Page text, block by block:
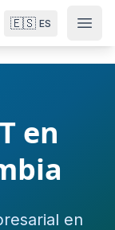
🇪🇸 ES
en
en